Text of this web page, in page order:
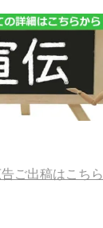
ご出稿はこちら